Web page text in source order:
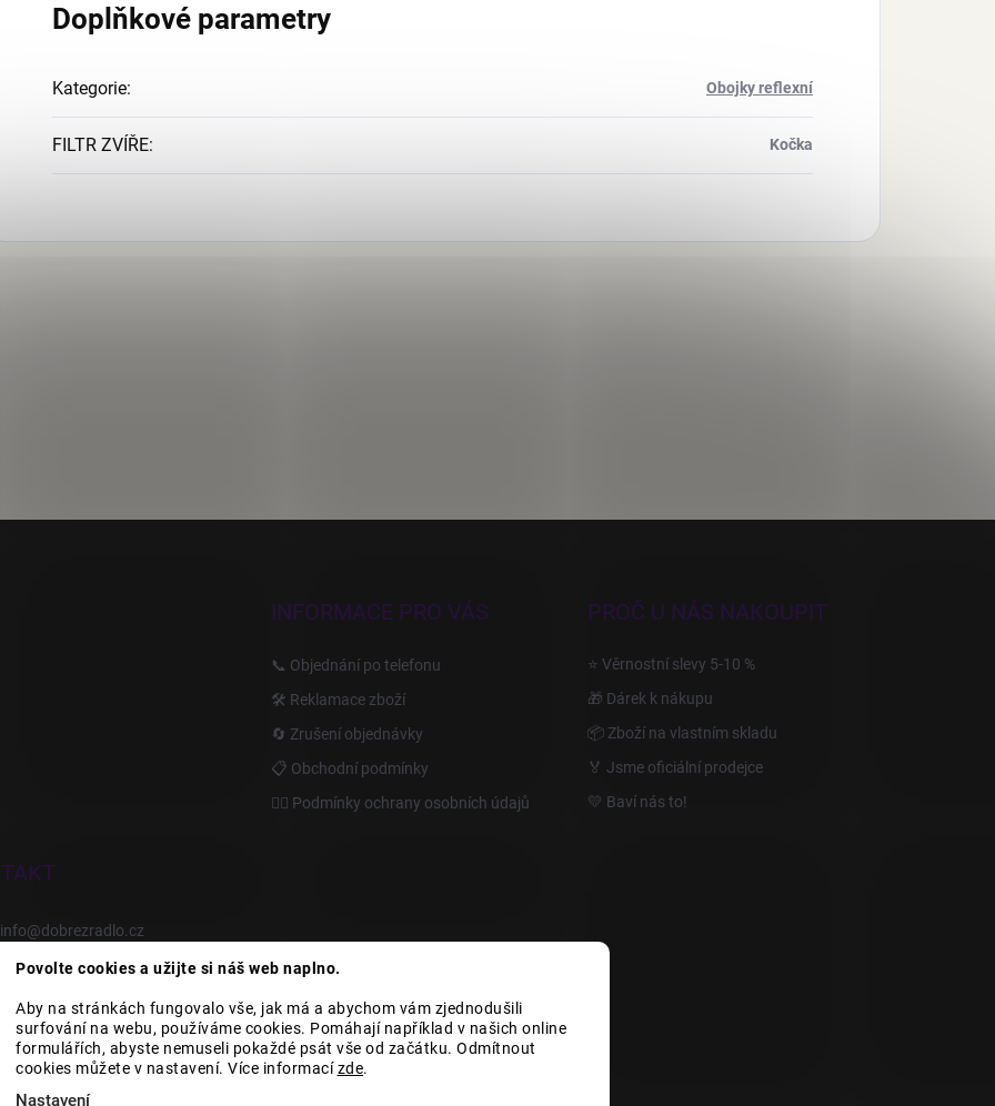
Povolte cookies a užijte si náš web naplno.
Aby na stránkách fungovalo vše, jak má a abychom vám zjednodušili
surfování na webu, používáme cookies. Pomáhají například v našich online
formulářích, abyste nemuseli pokaždé psát vše od začátku. Odmítnout
cookies můžete v nastavení. Více informacízde.
Nastavení
Doplňkové parametry
Kategorie: Obojky reflexní
FILTR ZVÍŘE: Kočka
INFORMACE PRO VÁS
📞 Objednání po telefonu
🛠️ Reklamace zboží
🔄 Zrušení objednávky
📋 Obchodní podmínky
🙆‍♂️ Podmínky ochrany osobních údajů
PROČ U NÁS NAKOUPIT
⭐ Věrnostní slevy 5-10 %
🎁 Dárek k nákupu
📦 Zboží na vlastním skladu
🏅 Jsme oficiální prodejce
💛 Baví nás to!
info@dobrezradlo.cz
+420 777 209 586
Category Icons by Freepik Category Icons by Icons8